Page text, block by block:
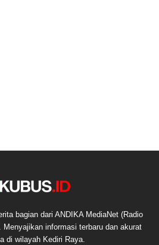
bagian dari ANDIKA MediaNet (Radio
Menyajikan informasi terbaru dan akurat
di wilayah Kediri Raya.